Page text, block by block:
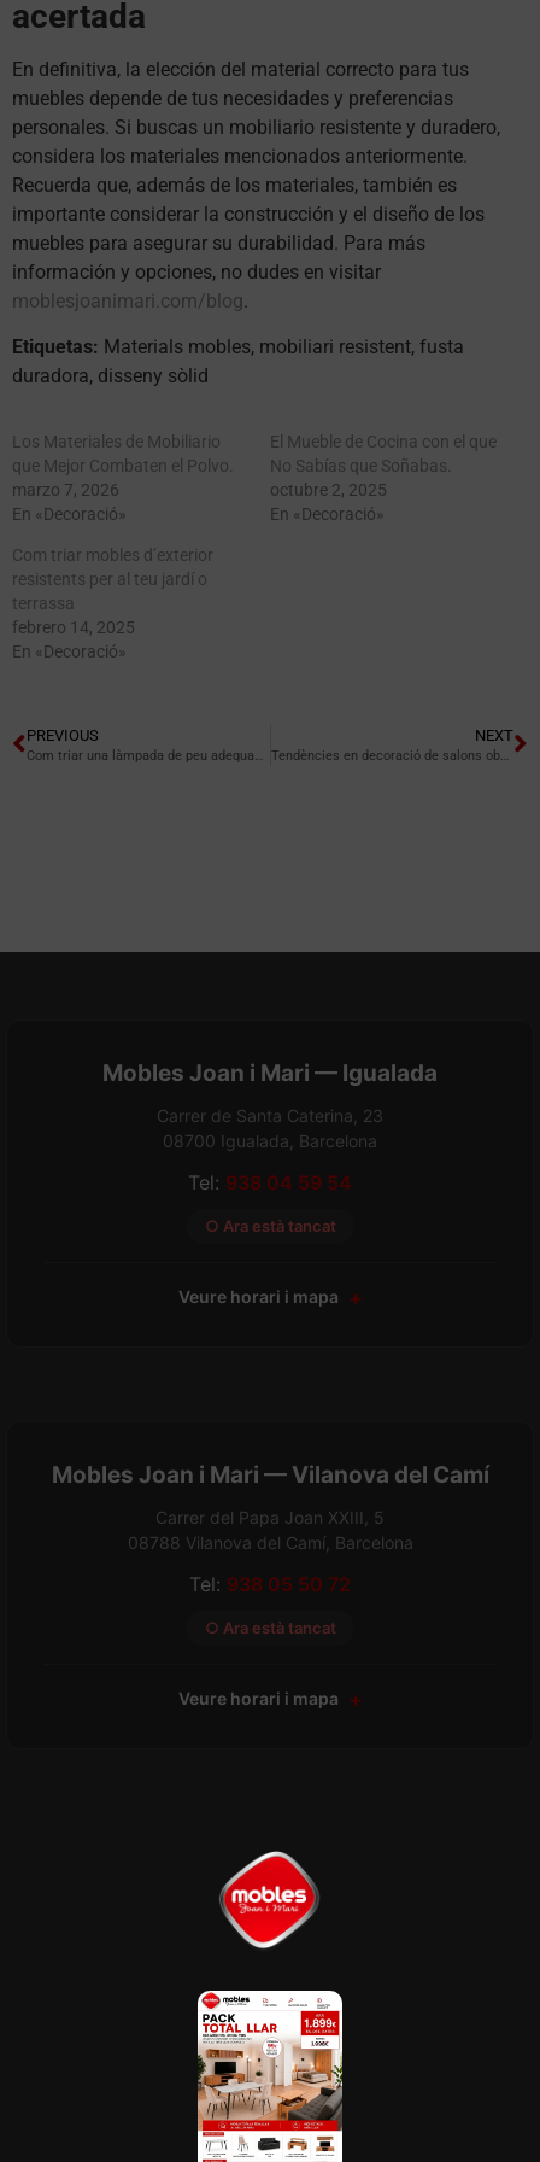
acertada
En definitiva, la elección del material correcto para tus
muebles depende de tus necesidades y preferencias
personales. Si buscas un mobiliario resistente y duradero,
considera los materiales mencionados anteriormente.
Recuerda que, además de los materiales, también es
importante considerar la construcción y el diseño de los
muebles para asegurar su durabilidad. Para más
información y opciones, no dudes en visitar
moblesjoanimari.com/blog.
Etiquetas: Materials mobles, mobiliari resistent, fusta
duradora, disseny sòlid
Los Materiales de Mobiliario
que Mejor Combaten el Polvo.
marzo 7, 2026
En «Decoració»
El Mueble de Cocina con el que
No Sabías que Soñabas.
octubre 2, 2025
En «Decoració»
Com triar mobles d’exterior
resistents per al teu jardí o
terrassa
febrero 14, 2025
En «Decoració»
PREVIOUS
Com triar una làmpada de peu adequada per al teu saló
NEXT
Tendències en decoració de salons oberts i diàfans
Mobles Joan i Mari — Igualada
Carrer de Santa Caterina, 23
08700 Igualada, Barcelona
Tel: 938 04 59 54
○ Ara està tancat
Veure horari i mapa
Mobles Joan i Mari — Vilanova del Camí
Carrer del Papa Joan XXIII, 5
08788 Vilanova del Camí, Barcelona
Tel: 938 05 50 72
○ Ara està tancat
Veure horari i mapa